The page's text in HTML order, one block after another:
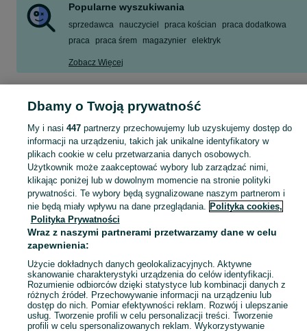
Popularne wyszukiwania
sprzedawca nauczyciel praca kościan
praca dodatkowa
praca
praca śrem magazynier elektryk
Zobacz Więcej
Mapa kategorii
Mapa miejscowości
Mapa ministron
Popularne wyszukiwania
Dbamy o Twoją prywatność
My i nasi 447partnerzy przechowujemy lub uzyskujemy dostęp do
informacji na urządzeniu, takich jak unikalne identyfikatory w
plikach cookie w celu przetwarzania danych osobowych.
Użytkownik może zaakceptować wybory lub zarządzać nimi,
klikając poniżej lub w dowolnym momencie na stronie polityki
prywatności. Te wybory będą sygnalizowane naszym partnerom i
nie będą miały wpływu na dane przeglądania. Polityka cookies,
Polityka Prywatności
Wraz z naszymi partnerami przetwarzamy dane w celu
zapewnienia:
Użycie dokładnych danych geolokalizacyjnych. Aktywne
skanowanie charakterystyki urządzenia do celów identyfikacji.
Rozumienie odbiorców dzięki statystyce lub kombinacji danych z
różnych źródeł. Przechowywanie informacji na urządzeniu lub
dostęp do nich. Pomiar efektywności reklam. Rozwój i ulepszanie
usług. Tworzenie profili w celu personalizacji treści. Tworzenie
profili w celu spersonalizowanych reklam. Wykorzystywanie